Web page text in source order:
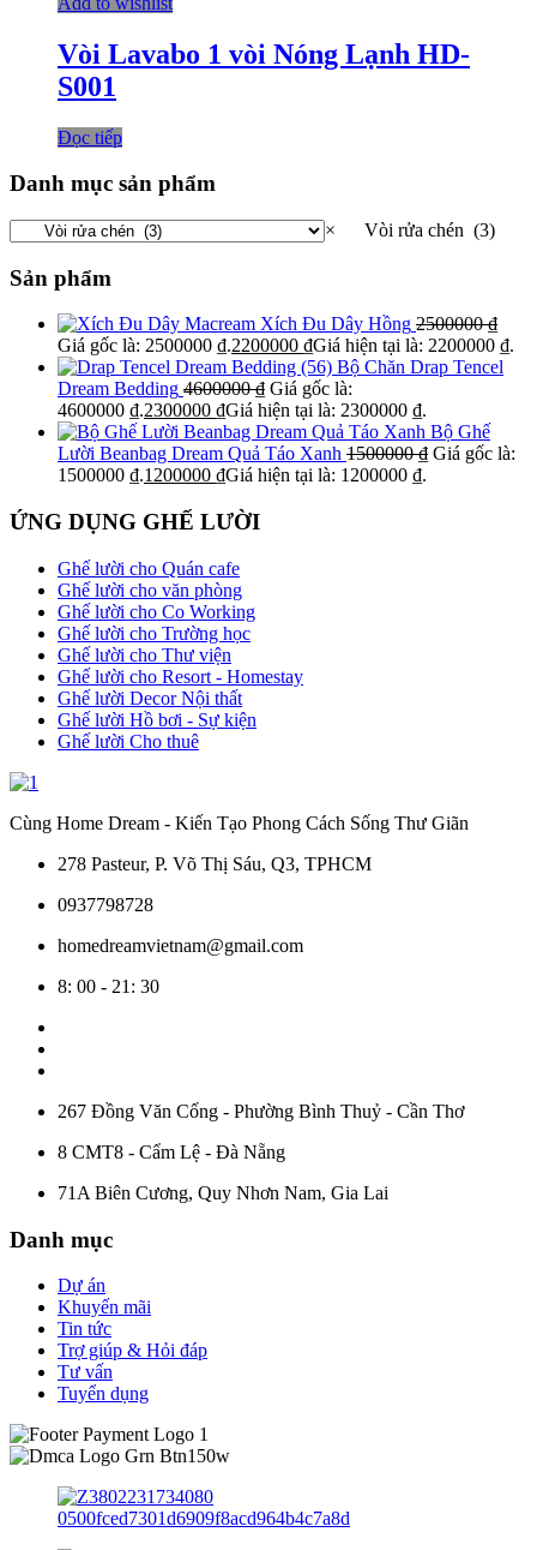
Vòi Lavabo 1 vòi Nóng Lạnh HD-
S001
Đọc tiếp
Danh mục sản phẩm
× Vòi rửa chén (3)
Sản phẩm
Xích Đu Dây Hồng 2500000₫
Giá gốc là: 2500000 ₫.2200000 ₫Giá hiện tại là: 2200000 ₫.
Bộ Chăn Drap Tencel
Dream Bedding 4600000₫ Giá gốc là:
4600000 ₫.2300000 ₫Giá hiện tại là: 2300000 ₫.
Bộ Ghế
Lười Beanbag Dream Quả Táo Xanh 1500000₫ Giá gốc là:
1500000 ₫.1200000 ₫Giá hiện tại là: 1200000 ₫.
ỨNG DỤNG GHẾ LƯỜI
Ghế lười cho Quán cafe
Ghế lười cho văn phòng
Ghế lười cho Co Working
Ghế lười cho Trường học
Ghế lười cho Thư viện
Ghế lười cho Resort - Homestay
Ghế lười Decor Nội thất
Ghế lười Hồ bơi - Sự kiện
Ghế lười Cho thuê
Cùng Home Dream - Kiến Tạo Phong Cách Sống Thư Giãn
278 Pasteur, P. Võ Thị Sáu, Q3, TPHCM
0937798728
homedreamvietnam@gmail.com
8: 00 - 21: 30
267 Đồng Văn Cống - Phường Bình Thuỷ - Cần Thơ
8 CMT8 - Cẩm Lệ - Đà Nẵng
71A Biên Cương, Quy Nhơn Nam, Gia Lai
Danh mục
Dự án
Khuyến mãi
Tin tức
Trợ giúp & Hỏi đáp
Tư vấn
Tuyển dụng